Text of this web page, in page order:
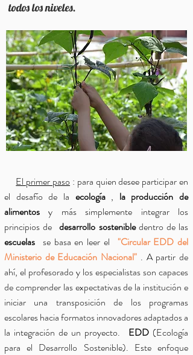
todos los niveles.
El primer paso : para quien desee participar en
el desafío de la ecología, la producción de
alimentos y más simplemente
integrar los
principios de desarrollo sostenibledentro de las
escuelas se basa en leer el
"Circular EDD del
Ministerio de Educación Nacional" . A partir de
ahí, el profesorado y los especialistas son capaces
de comprender las expectativas de la institución e
iniciar una transposición de los programas
escolares hacia formatos innovadores adaptados a
la integración de un proyecto.
EDD (Ecología
para el Desarrollo Sostenible). Este enfoque